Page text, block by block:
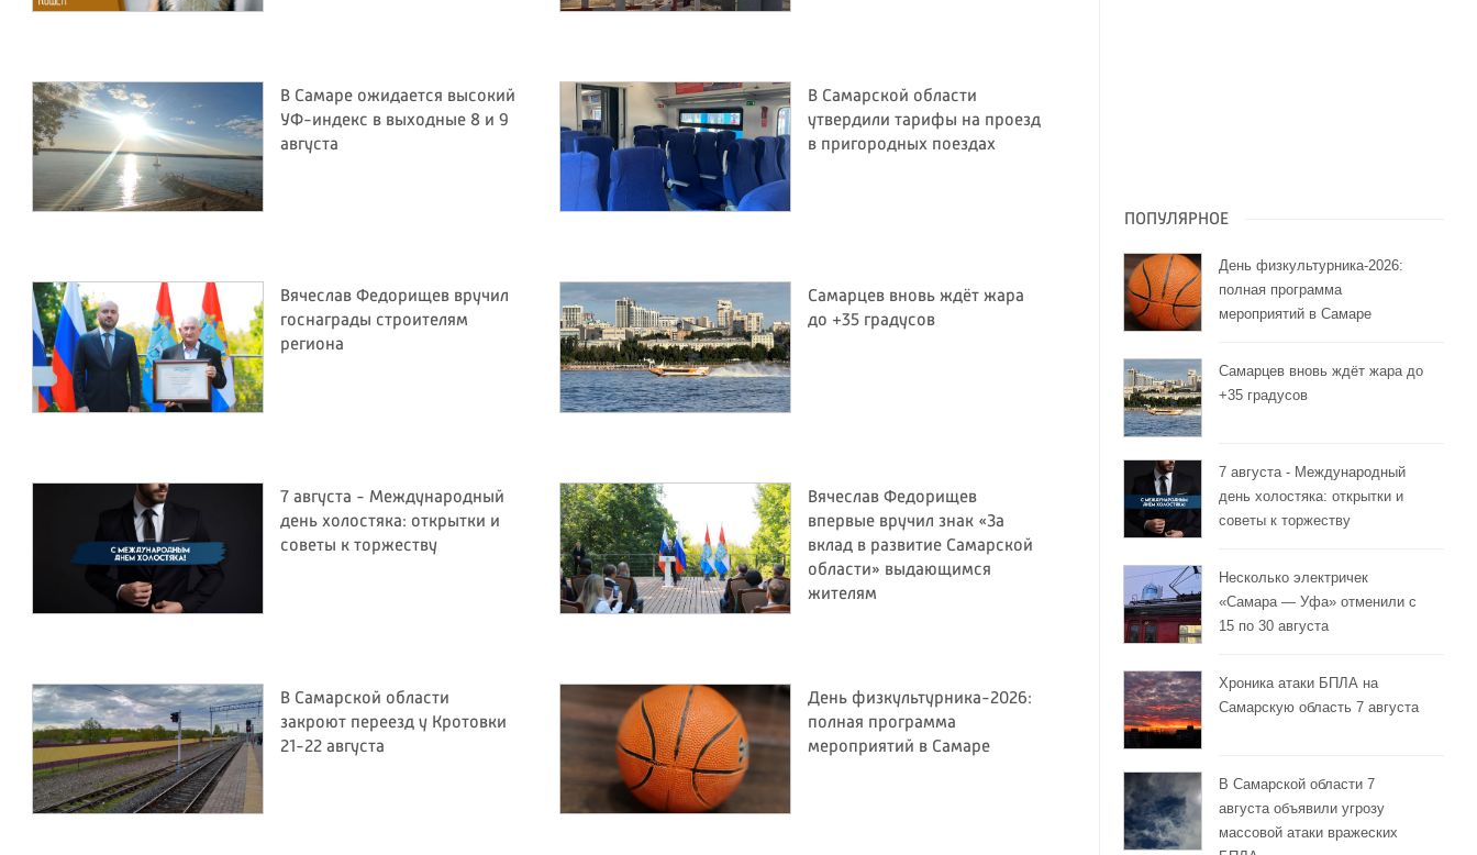
В Самаре ожидается высокий
УФ-индекс в выходные 8 и 9
августа
В Самарской области
утвердили тарифы на проезд
в пригородных поездах
Вячеслав Федорищев вручил
госнаграды строителям
региона
Самарцев вновь ждёт жара
до +35 градусов
7 августа - Международный
день холостяка: открытки и
советы к торжеству
Вячеслав Федорищев
впервые вручил знак «За
вклад в развитие Самарской
области» выдающимся
жителям
В Самарской области
закроют переезд у Кротовки
21-22 августа
День физкультурника-2026:
полная программа
мероприятий в Самаре
ПОПУЛЯРНОЕ
День физкультурника-2026:
полная программа
мероприятий в Самаре
Самарцев вновь ждёт жара до
+35 градусов
7 августа - Международный
день холостяка: открытки и
советы к торжеству
Несколько электричек
«Самара — Уфа» отменили с
15 по 30 августа
Хроника атаки БПЛА на
Самарскую область 7 августа
В Самарской области 7
августа объявили угрозу
массовой атаки вражеских